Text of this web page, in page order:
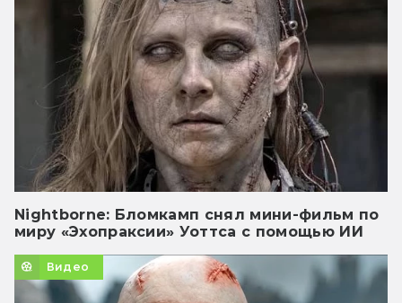
Nightborne: Бломкамп снял мини-фильм по
миру «Эхопраксии» Уоттса с помощью ИИ
Видео